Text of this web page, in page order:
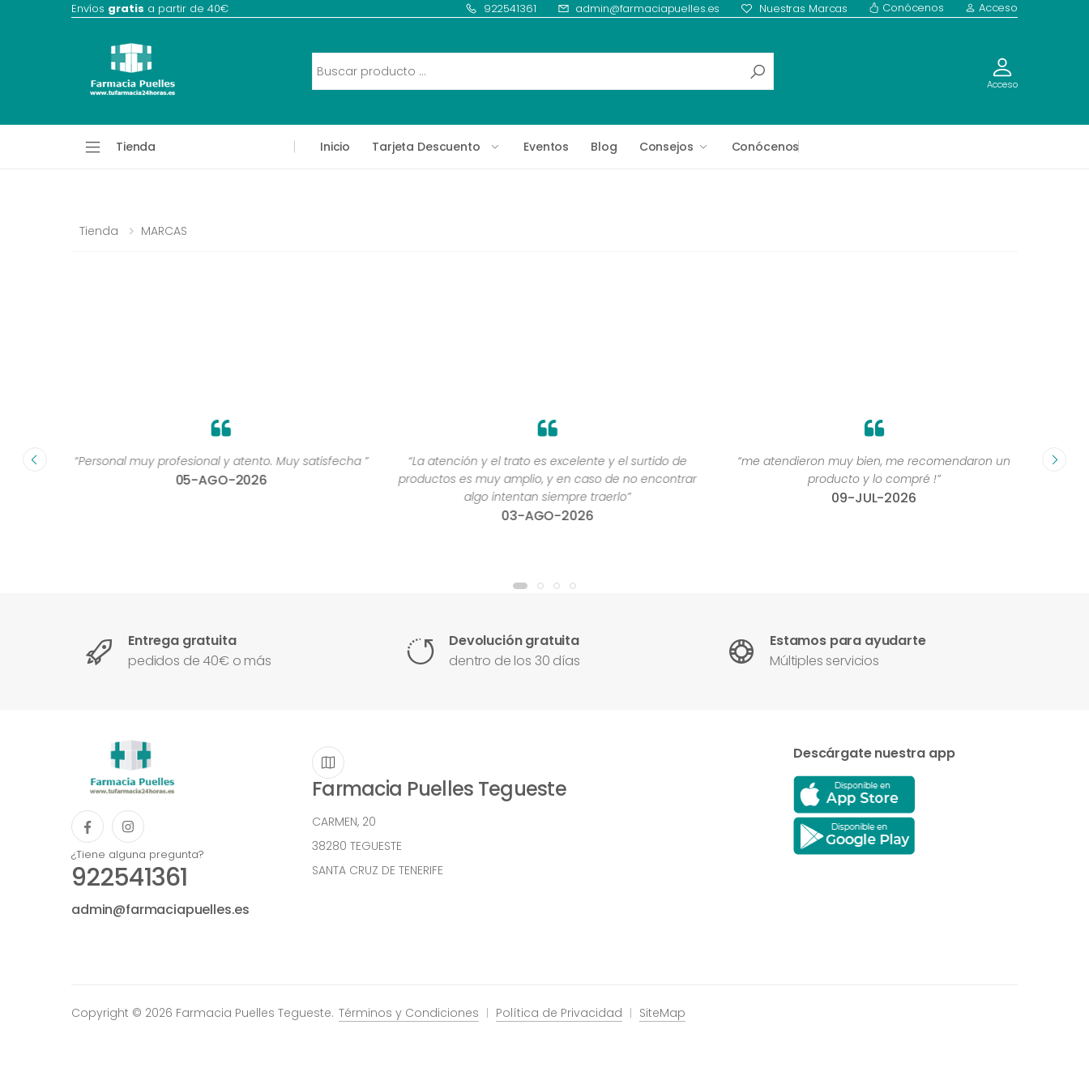
Envíos gratis a partir de 40€ 922541361 admin@farmaciapuelles.es Nuestras Marcas Conócenos Acceso
Acceso
Tienda Inicio Tarjeta Descuento Eventos Blog Consejos Conócenos
Tienda MARCAS
muy “Personal muy profesional y atento. Muy satisfecha ”
05-AGO-2026
“La atención y el trato es excelente y el surtido de
productos es muy amplio, y en caso de no encontrar
algo intentan siempre traerlo”
03-AGO-2026
“me atendieron muy bien, me recomendaron un
producto y lo compré !”
09-JUL-2026
Entrega gratuita
pedidos de 40€ o más
Devolución gratuita
dentro de los 30 días
Estamos para ayudarte
Múltiples servicios
¿Tiene alguna pregunta?
922541361
admin@farmaciapuelles.es
Farmacia Puelles Tegueste
CARMEN, 20
38280 TEGUESTE
SANTA CRUZ DE TENERIFE
Descárgate nuestra app
Copyright © 2026 Farmacia Puelles Tegueste. Términos y Condiciones Política de Privacidad SiteMap